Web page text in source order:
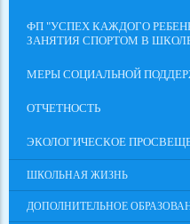
ФП "УСПЕХ КАЖДОГО
ЗАНЯТИЯ СПОРТОМ В
МЕРЫ СОЦИАЛЬНОЙ
ОТЧЕТНОСТЬ
ЭКОЛОГИЧЕСКОЕ
ШКОЛЬНАЯ ЖИЗНЬ
ДОПОЛНИТЕЛЬНОЕ